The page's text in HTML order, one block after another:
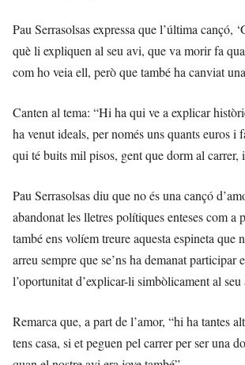
Pau Serrasolsas expressa que l’última cançó,
què li expliquen al seu avi, que va morir fa
com ho veia ell, però que també ha canviat
Canten al tema: “Hi ha qui ve a explicar
ha venut ideals, per només uns quants euros
qui té buits mil pisos, gent que dorm al carrer,
Pau Serrasolsas diu que no és una cançó
abandonat les lletres polítiques enteses com
també ens volíem treure aquesta espineta
arreu sempre que se’ns ha demanat
l’oportunitat d’explicar-li simbòlicament al
Remarca que, a part de l’amor, “hi ha tantes
tens casa, si et peguen pel carrer per ser una